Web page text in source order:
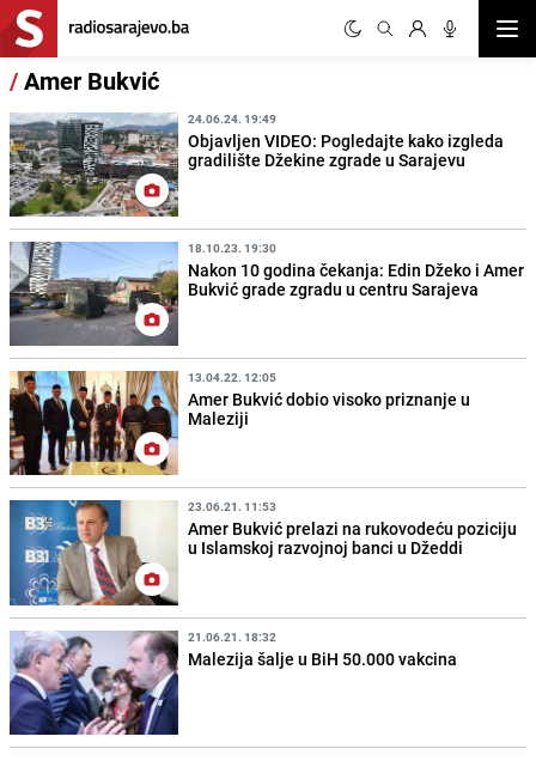
/Amer Bukvić
24.06.24. 19:49
Objavljen VIDEO: Pogledajte kako izgleda
gradilište Džekine zgrade u Sarajevu
18.10.23. 19:30
Nakon 10 godina čekanja: Edin Džeko i Amer
Bukvić grade zgradu u centru Sarajeva
13.04.22. 12:05
Amer Bukvić dobio visoko priznanje u
Maleziji
23.06.21. 11:53
Amer Bukvić prelazi na rukovodeću poziciju
u Islamskoj razvojnoj banci u Džeddi
21.06.21. 18:32
Malezija šalje u BiH 50.000 vakcina